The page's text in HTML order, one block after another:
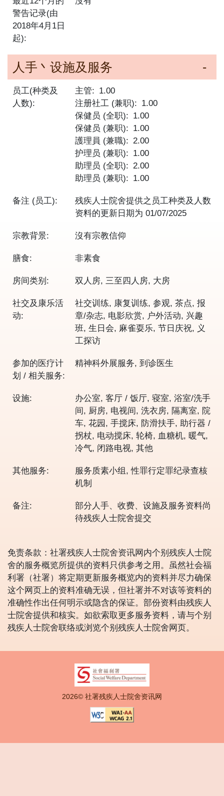
警告记录(由
2018年4月1日
起):
人手丶设施及服务
员工(种类及
人数):
主管
1.00
注册社工 (兼职)
1.00
保健员 (全职)
1.00
保健员 (兼职)
1.00
護理員 (兼職)
2.00
护理员 (兼职)
1.00
助理员 (全职)
2.00
助理员 (兼职)
1.00
备注 (员工):
残疾人士院舍提供之员工种类及人数
资料的更新日期为01/07/2025
宗教背景: 沒有宗教信仰
膳食: 非素食
房间类别: 双人房, 三至四人房, 大房
社交及康乐活
动:
社交训练, 康复训练, 参观, 茶点, 报
章/杂志, 电影欣赏, 户外活动, 兴趣
班, 生日会, 麻雀耍乐, 节日庆祝, 义
工探访
参加的医疗计
划 / 相关服务:
精神科外展服务, 到诊医生
设施:
办公室, 客厅 / 饭厅, 寝室, 浴室/洗手
间, 厨房, 电视间, 洗衣房, 隔离室, 院
车, 花园, 手搅床, 防滑扶手, 助行器 /
拐杖, 电动搅床, 轮椅, 血糖机, 暖气,
冷气, 闭路电视, 其他
其他服务:
服务质素小组, 性罪行定罪纪录查核
机制
备注:
部分人手、收费、设施及服务资料尚
待残疾人士院舍提交
免责条款：社署残疾人士院舍资讯网内个别残疾人士院
舍的服务概览所提供的资料只供参考之用。虽然社会福
利署（社署）将定期更新服务概览内的资料并尽力确保
这个网页上的资料准确无误，但社署并不对该等资料的
准确性作出任何明示或隐含的保证。部份资料由残疾人
士院舍提供和核实。如欲索取更多服务资料，请与个别
残疾人士院舍联络或浏览个别残疾人士院舍网页。
2026© 社署残疾人士院舍资讯网